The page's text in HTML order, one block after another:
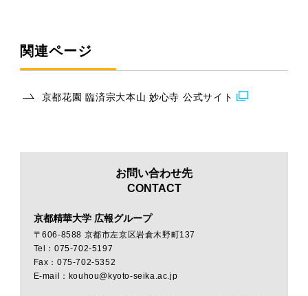
関連ページ
京都花園 臨済宗大本山 妙心寺 公式サイト
お問い合わせ先
CONTACT
京都精華大学 広報グループ
〒606-8588 京都市左京区岩倉木野町137
Tel：075-702-5197
Fax：075-702-5352
E-mail：kouhou@kyoto-seika.ac.jp